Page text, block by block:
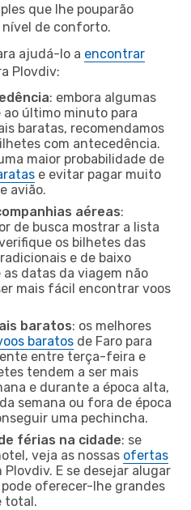
que lhe pouparão
nível de conforto.
ajudá-lo a encontrar
Plovdiv:
: embora algumas
ao último minuto para
baratas, recomendamos
com antecedência.
maior probabilidade de
e evitar pagar muito
avião.
aéreas:
de busca mostrar a lista
os bilhetes das
e de baixo
datas da viagem não
mais fácil encontrar voos
baratos: os melhores
baratos de Faro para
entre terça-feira e
tendem a ser mais
e durante a época alta,
semana ou fora de época
uma pechincha.
férias na cidade: se
veja as nossas ofertas
Plovdiv. E se desejar alugar
pode oferecer-lhe grandes
total.